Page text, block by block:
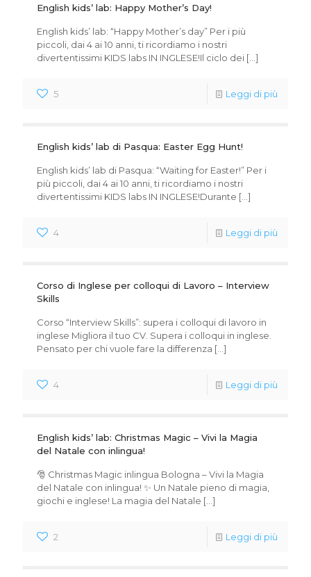
English kids’ lab: Happy Mother’s Day!
English kids’ lab: “Happy Mother’s day” Per i più
piccoli, dai 4 ai 10 anni, ti ricordiamo i nostri
divertentissimi KIDS labs IN INGLESE!Il ciclo dei […]
5 Leggi di più
English kids’ lab di Pasqua: Easter Egg Hunt!
English kids’ lab di Pasqua: “Waiting for Easter!” Per i
più piccoli, dai 4 ai 10 anni, ti ricordiamo i nostri
divertentissimi KIDS labs IN INGLESE!Durante […]
4 Leggi di più
Corso di Inglese per colloqui di Lavoro – Interview
Skills
Corso “Interview Skills”: supera i colloqui di lavoro in
inglese Migliora il tuo CV. Supera i colloqui in inglese.
Pensato per chi vuole fare la differenza […]
4 Leggi di più
English kids’ lab: Christmas Magic – Vivi la Magia
del Natale con inlingua!
🎅 Christmas Magic inlingua Bologna – Vivi la Magia
del Natale con inlingua! ✨ Un Natale pieno di magia,
giochi e inglese! La magia del Natale […]
2 Leggi di più